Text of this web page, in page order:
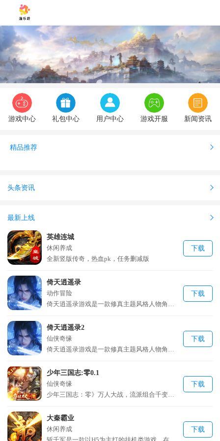
游戏中心 礼包中心 用户中心 游戏开服 新闻资讯
精品推荐
头条资讯
最新上线
英雄连城
休闲养成
全新竖版传奇，热血pk，任务删减版
下载
倚天逍遥录
动作冒险
下载
倚天逍遥录2
仙侠奇缘
下载
少年三国志:零0.1
仙侠奇缘
下载
大秦霸业
休闲养成
下载